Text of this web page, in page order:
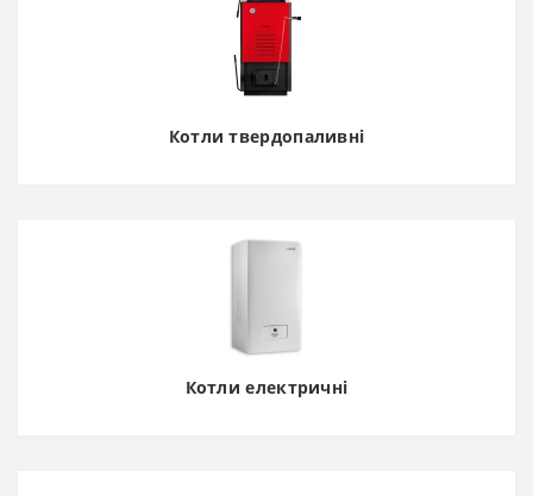
Котли твердопаливні
Котли електричні